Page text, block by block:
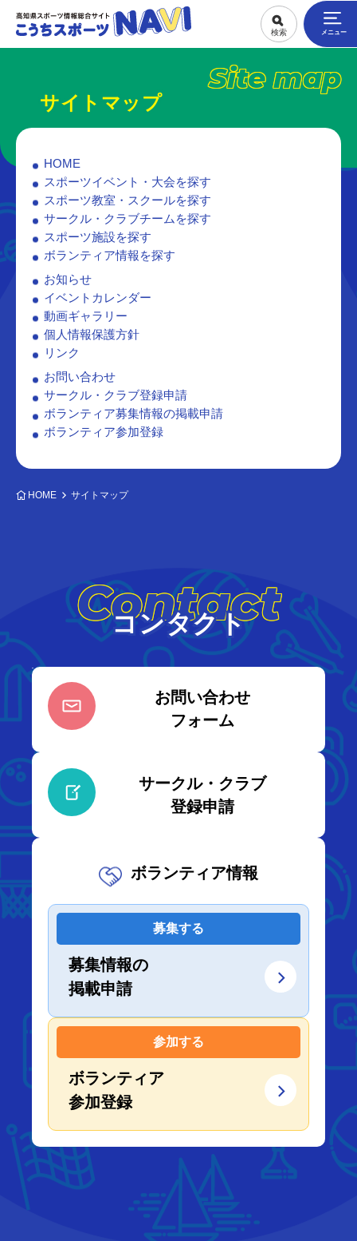
Site map
サイトマップ
HOME
スポーツイベント・大会を探す
スポーツ教室・スクールを探す
サークル・クラブチームを探す
スポーツ施設を探す
ボランティア情報を探す
お知らせ
イベントカレンダー
動画ギャラリー
個人情報保護方針
リンク
お問い合わせ
サークル・クラブ登録申請
ボランティア募集情報の掲載申請
ボランティア参加登録
HOME サイトマップ
Contact
コンタクト
お問い合わせ
フォーム
サークル・クラブ
登録申請
ボランティア情報
募集する
募集情報の
掲載申請
参加する
ボランティア
参加登録